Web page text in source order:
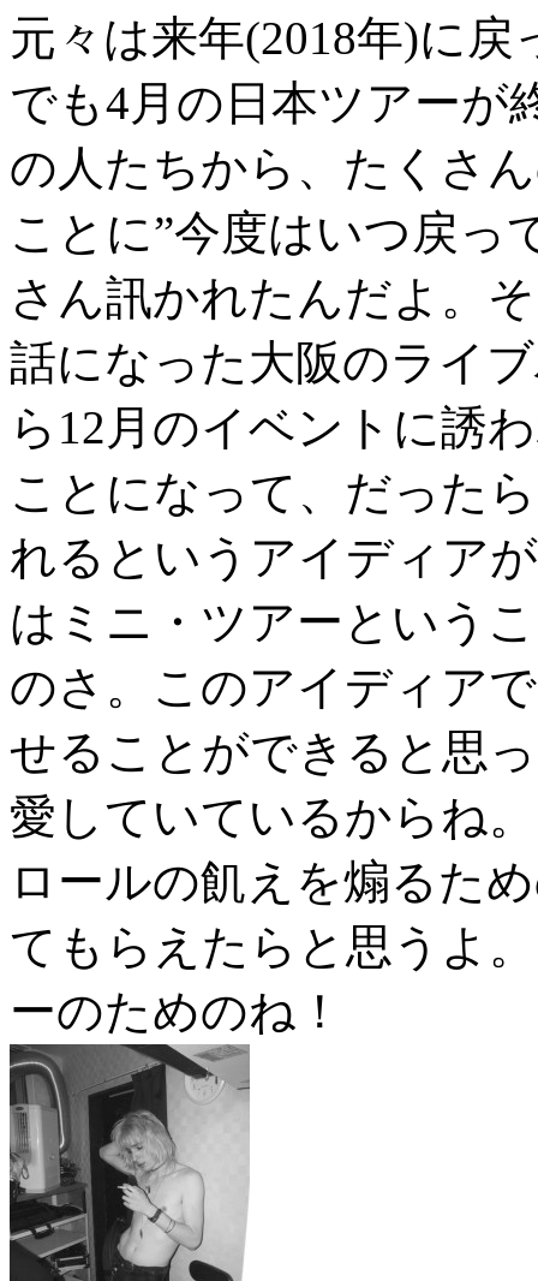
元々は来年(2018年)に
でも4月の日本ツアーが
の人たちから、たくさ
ことに”今度はいつ戻っ
さん訊かれたんだよ。
話になった大阪のライ
ら12月のイベントに誘
ことになって、だった
れるというアイディア
はミニ・ツアーという
のさ。このアイディア
せることができると思
愛していているからね
ロールの飢えを煽るた
てもらえたらと思うよ
ーのためのね！